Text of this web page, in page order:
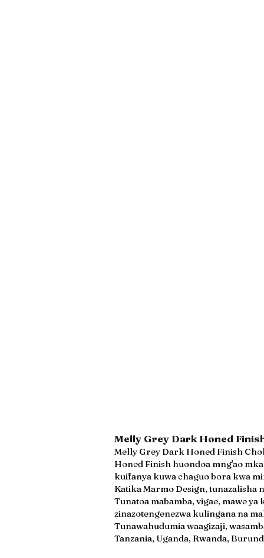
Melly Grey Dark Honed
Melly Grey Dark Honed Finish
Honed Finish huondoa mng'ao
kuifanya kuwa chaguo bora kwa
Katika Marmo Design, tunazalisha
Tunatoa mabamba, vigae, mawe
zinazotengenezwa kulingana na
Tunawahudumia waagizaji,
Tanzania, Uganda, Rwanda,